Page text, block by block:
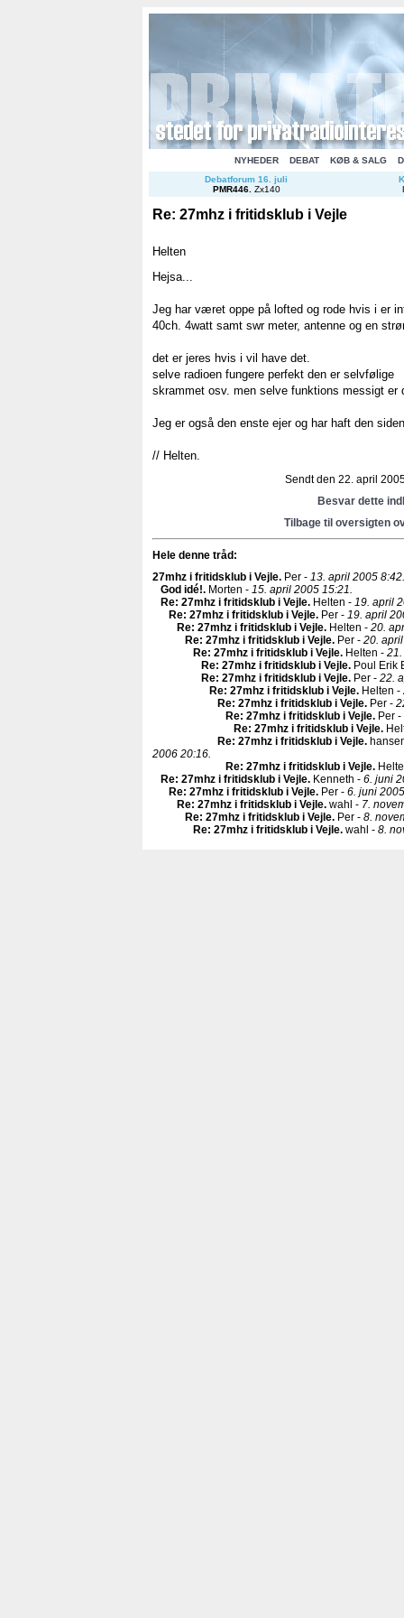
NYHEDER DEBAT KØB & SALG
Debatforum 16. juli
PMR446. Zx140
Re: 27mhz i fritidsklub i Vejle
Helten
Hejsa...
Jeg har været oppe på lofted og rode hvis i er
40ch. 4watt samt swr meter, antenne og en
det er jeres hvis i vil have det.
selve radioen fungere perfekt den er selvfølige
skrammet osv. men selve funktions messigt er
Jeg er også den enste ejer og har haft den
// Helten.
Sendt den 22. april
Besvar dette
Tilbage til oversigten
Hele denne tråd:
27mhz i fritidsklub i Vejle. Per - 13. april 2005 8:42.
God idé!. Morten - 15. april 2005 15:21.
Re: 27mhz i fritidsklub i Vejle. Helten - 19. april
Re: 27mhz i fritidsklub i Vejle. Per - 19. april
Re: 27mhz i fritidsklub i Vejle. Helten - 20.
Re: 27mhz i fritidsklub i Vejle. Per - 20.
Re: 27mhz i fritidsklub i Vejle. Helten -
Re: 27mhz i fritidsklub i Vejle. Poul Erik
Re: 27mhz i fritidsklub i Vejle. Per - 22.
Re: 27mhz i fritidsklub i Vejle. Helten -
Re: 27mhz i fritidsklub i Vejle. Per -
Re: 27mhz i fritidsklub i Vejle. Per -
Re: 27mhz i fritidsklub i Vejle.
Re: 27mhz i fritidsklub i Vejle.
2006 20:16.
Re: 27mhz i fritidsklub i Vejle.
Re: 27mhz i fritidsklub i Vejle. Kenneth - 6. juni
Re: 27mhz i fritidsklub i Vejle. Per - 6. juni
Re: 27mhz i fritidsklub i Vejle. wahl - 7.
Re: 27mhz i fritidsklub i Vejle. Per - 8.
Re: 27mhz i fritidsklub i Vejle. wahl - 8.